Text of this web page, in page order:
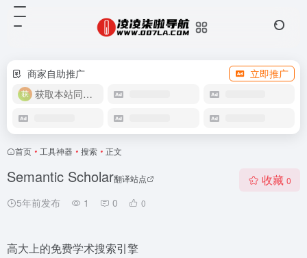
商家自助推广
立即推广
获取本站同款主题
首页 • 工具神器 • 搜索 • 正文
Semantic Scholar翻译站点
5年前发布 1 0 0
收藏 0
高大上的免费学术搜索引擎